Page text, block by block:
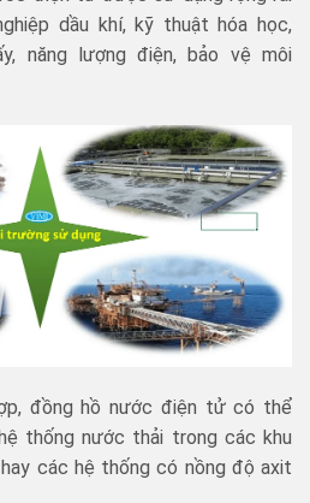
dầu khí, kỹ thuật hóa học,
năng lượng điện, bảo vệ môi
đồng hồ nước điện tử có thể
thống nước thải trong các khu
các hệ thống có nồng độ axit